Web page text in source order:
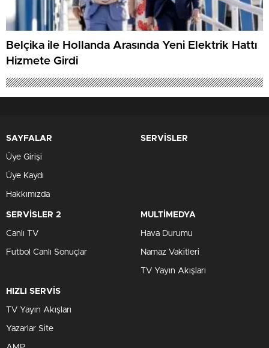
Belçika ile Hollanda Arasında Yeni Elektrik Hattı
Hizmete Girdi
SAYFALAR
Üye Girişi
Üye Kaydı
Hakkımızda
SERVİSLER
SERVİSLER 2
Canlı TV
Futbol Canlı Sonuçlar
MULTİMEDYA
Hava Durumu
Namaz Vakitleri
TV Yayın Akışları
HIZLI SERVİS
TV Yayın Akışları
Yazarlar Site